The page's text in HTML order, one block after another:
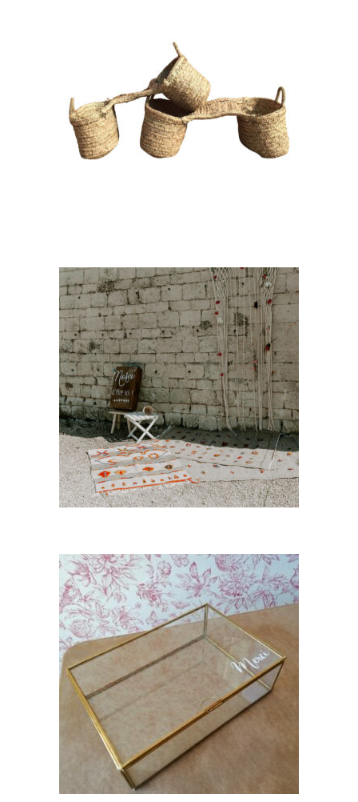
Double Panier « Gerard »
12,00€
Lot de 3 Tapis orange – taupe
« Lalla »
45,00€
Cagnotte dorée « Celine »
13,00